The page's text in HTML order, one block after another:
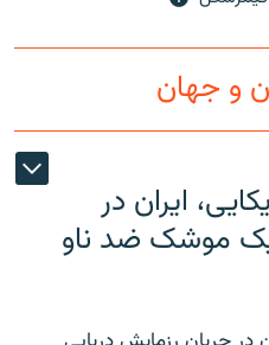
و جهان
ایران در
موشک ضد ناو